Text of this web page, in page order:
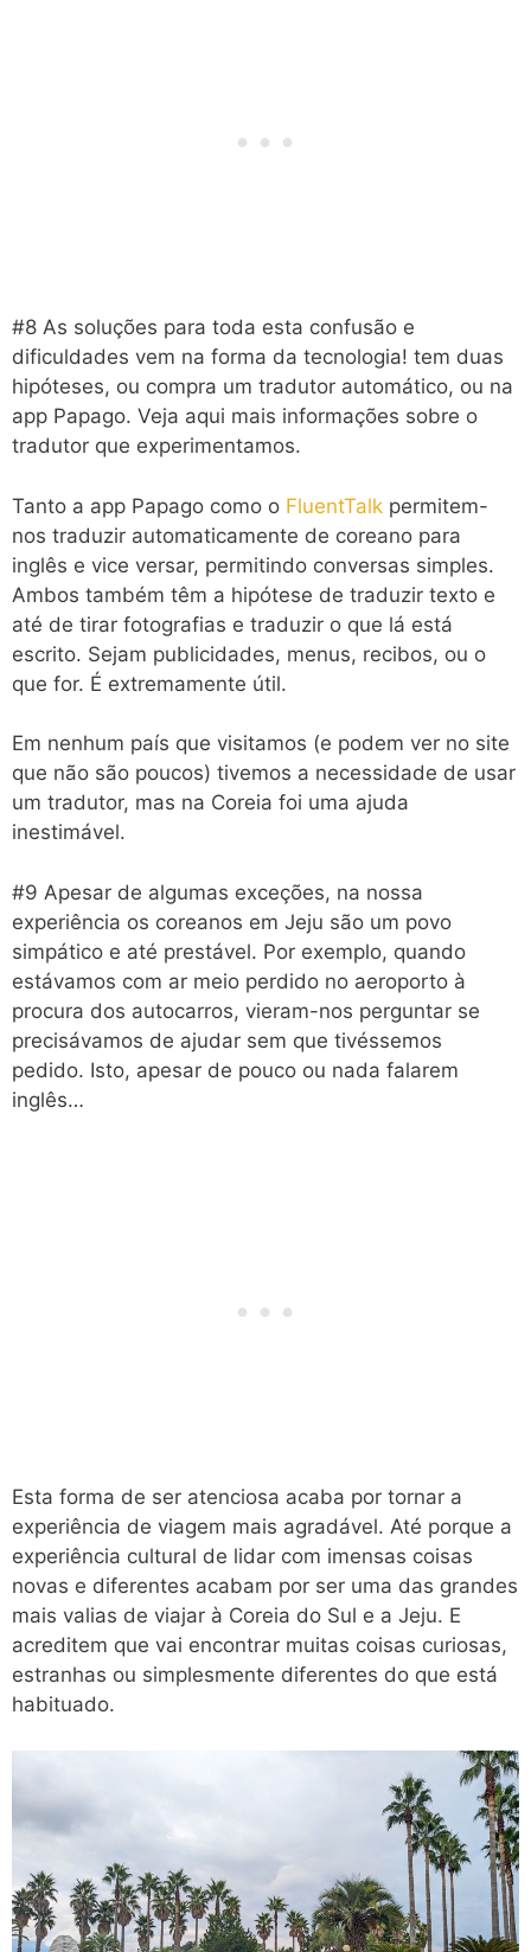
#8 As soluções para toda esta confusão e
dificuldades vem na forma da tecnologia! tem duas
hipóteses, ou compra um tradutor automático, ou na
app Papago. Veja aqui mais informações sobre o
tradutor que experimentamos.
Tanto a app Papago como o FluentTalk permitem-
nos traduzir automaticamente de coreano para
inglês e vice versar, permitindo conversas simples.
Ambos também têm a hipótese de traduzir texto e
até de tirar fotografias e traduzir o que lá está
escrito. Sejam publicidades, menus, recibos, ou o
que for. É extremamente útil.
Em nenhum país que visitamos (e podem ver no site
que não são poucos) tivemos a necessidade de usar
um tradutor, mas na Coreia foi uma ajuda
inestimável.
#9 Apesar de algumas exceções, na nossa
experiência os coreanos em Jeju são um povo
simpático e até prestável. Por exemplo, quando
estávamos com ar meio perdido no aeroporto à
procura dos autocarros, vieram-nos perguntar se
precisávamos de ajudar sem que tivéssemos
pedido. Isto, apesar de pouco ou nada falarem
inglês…
Esta forma de ser atenciosa acaba por tornar a
experiência de viagem mais agradável. Até porque a
experiência cultural de lidar com imensas coisas
novas e diferentes acabam por ser uma das grandes
mais valias de viajar à Coreia do Sul e a Jeju. E
acreditem que vai encontrar muitas coisas curiosas,
estranhas ou simplesmente diferentes do que está
habituado.